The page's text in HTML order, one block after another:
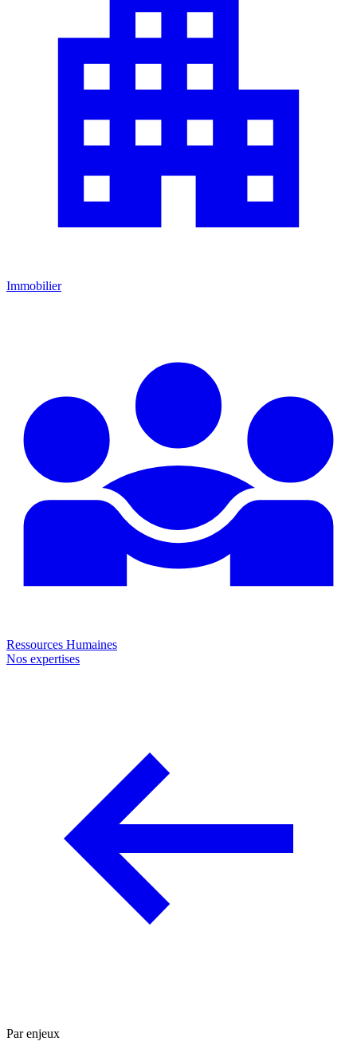
Immobilier
Ressources Humaines
Nos expertises
Par enjeux